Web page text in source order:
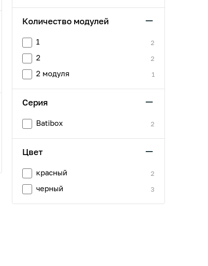
Количество модулей
1 2
2 2
2 модуля 1
Серия
Batibox 2
Цвет
красный 2
черный 3